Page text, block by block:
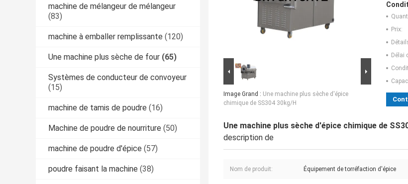
machine de mélangeur de mélangeur
(83)
machine à emballer remplissante (120)
Une machine plus sèche de four (65)
Systèmes de conducteur de convoyeur
(15)
machine de tamis de poudre (16)
Machine de poudre de nourriture (50)
machine de poudre d'épice (57)
poudre faisant la machine (38)
Image Grand : Une machine plus sèche d'épice
chimique de SS304 30kg/H
Prix:
Délai
Une machine plus sèche d'épice chimique de
description de
Nom de produit: Équipement de torréfaction d'épice